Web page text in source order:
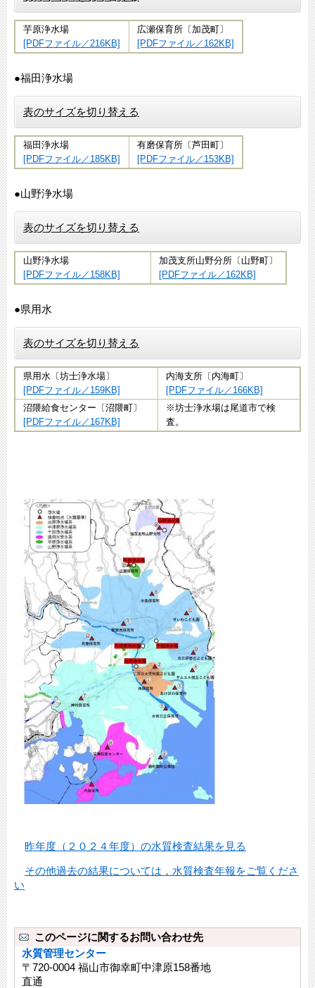
芋原浄水場
[PDFファイル／216KB]
広瀬保育所〔加茂町〕
[PDFファイル／162KB]
●福田浄水場
表のサイズを切り替える
福田浄水場
[PDFファイル／185KB]
有磨保育所〔芦田町〕
[PDFファイル／153KB]
●山野浄水場
表のサイズを切り替える
山野浄水場
[PDFファイル／158KB]
加茂支所山野分所〔山野町〕
[PDFファイル／162KB]
●県用水
表のサイズを切り替える
県用水〔坊士浄水場〕
[PDFファイル／159KB]
内海支所〔内海町〕
[PDFファイル／166KB]
沼隈給食センター〔沼隈町〕
[PDFファイル／167KB]
※坊士浄水場は尾道市で検
査。
昨年度（２０２４年度）の水質検査結果を見る
その他過去の結果については，水質検査年報をご覧くださ
い
このページに関するお問い合わせ先
水質管理センター
〒720-0004 福山市御幸町中津原158番地
直通